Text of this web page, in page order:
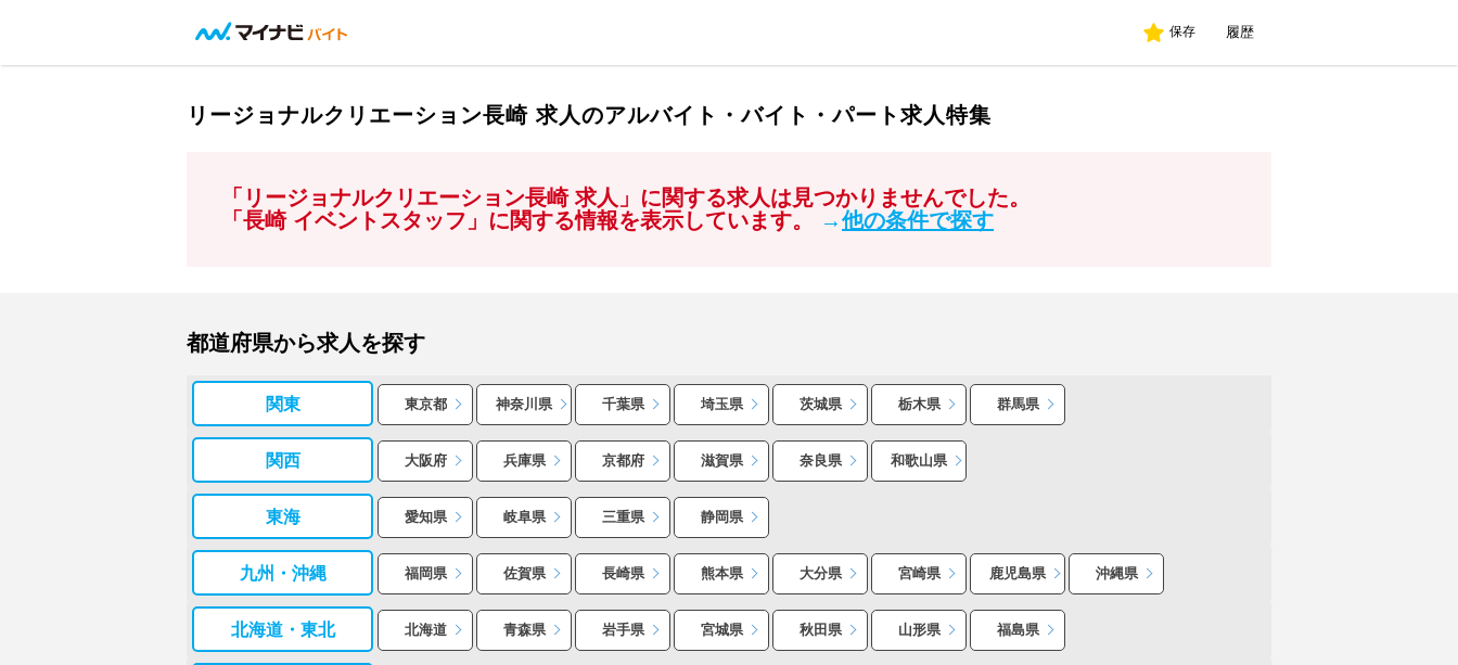
保存 履歴
リージョナルクリエーション長崎 求人のアルバイト・バイト・パート求人特集
「リージョナルクリエーション長崎 求人」に関する求人は見つかりませんでした。
「長崎 イベントスタッフ」に関する情報を表示しています。
→他の条件で探す
都道府県から求人を探す
関東 東京都 神奈川県 千葉県 埼玉県 茨城県 栃木県 群馬県
関西 大阪府 兵庫県 京都府 滋賀県 奈良県 和歌山県
東海 愛知県 岐阜県 三重県 静岡県
九州・沖縄 福岡県 佐賀県 長崎県 熊本県 大分県 宮崎県 鹿児島県 沖縄県
北海道・東北 北海道 青森県 岩手県 宮城県 秋田県 山形県 福島県